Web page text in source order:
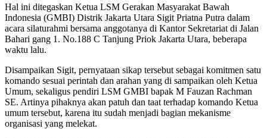
Hal ini ditegaskan Ketua LSM Gerakan Masyarakat Bawah
Indonesia (GMBI) Distrik Jakarta Utara Sigit Priatna Putra dalam
acara silaturahmi bersama anggotanya di Kantor Sekretariat di Jalan
Bahari gang 1. No.188 C Tanjung Priok Jakarta Utara, beberapa
waktu lalu.
Disampaikan Sigit, pernyataan sikap tersebut sebagai komitmen satu
komando sesuai perintah dan arahan yang di sampaikan oleh Ketua
Umum, sekaligus pendiri LSM GMBI bapak M Fauzan Rachman
SE. Artinya pihaknya akan patuh dan taat terhadap komando Ketua
umum tersebut, karena itu sudah menjadi bagian mekanisme
organisasi yang melekat.